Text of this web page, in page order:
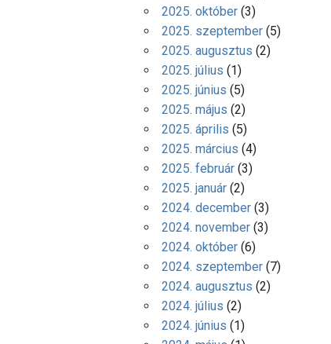
2025. október(3)
2025. szeptember(5)
2025. augusztus (2)
2025. július (1)
2025. június (5)
2025. május (2)
2025. április (5)
2025. március (4)
2025. február(3)
2025. január(2)
2024. december(3)
2024. november(3)
2024. október(6)
2024. szeptember(7)
2024. augusztus (2)
2024. július (2)
2024. június (1)